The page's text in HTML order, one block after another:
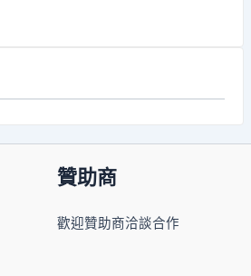
贊助商
歡迎贊助商洽談合作